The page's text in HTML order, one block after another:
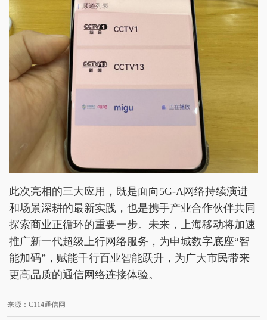
此次亮相的三大应用，既是面向5G-A网络持续演进
和场景深耕的最新实践，也是携手产业合作伙伴共同
探索商业正循环的重要一步。未来，上海移动将加速
推广新一代超级上行网络服务，为申城数字底座“智
能加码”，赋能千行百业智能跃升，为广大市民带来
更高品质的通信网络连接体验。
来源：C114通信网